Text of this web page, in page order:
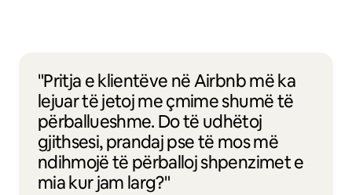
"Pritja e klientëve në Airbnb më ka
lejuar të jetoj me çmime shumë të
përballueshme. Do të udhëtoj
gjithsesi, prandaj pse të mos më
ndihmojë të përballoj shpenzimet e
mia kur jam larg?"